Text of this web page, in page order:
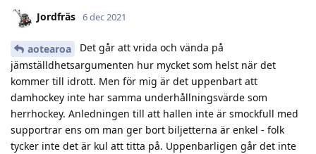
Jordfräs 6 dec 2021
aotearoa
Det går att vrida och vända på
jämställdhetsargumenten hur mycket som helst när det
kommer till idrott. Men för mig är det uppenbart att
damhockey inte har samma underhållningsvärde som
herrhockey. Anledningen till att hallen inte är smockfull med
supportrar ens om man ger bort biljetterna är enkel - folk
tycker inte det är kul att titta på. Uppenbarligen går det inte